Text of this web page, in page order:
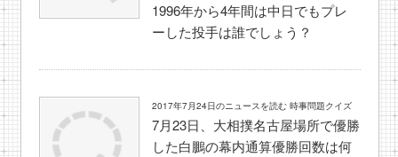
1996年から4年間は中日でもプレ
ーした投手は誰でしょう？
2017年7月24日のニュースを読む 時事問題クイズ
7月23日、大相撲名古屋場所で優勝
した白鵬の幕内通算優勝回数は何